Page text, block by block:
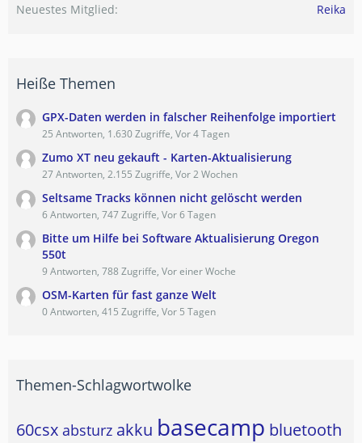
Neuestes Mitglied
Reika
Heiße Themen
GPX-Daten werden in falscher Reihenfolge importiert
25 Antworten, 1.630 Zugriffe, Vor 4 Tagen
Zumo XT neu gekauft - Karten-Aktualisierung
27 Antworten, 2.155 Zugriffe, Vor 2 Wochen
Seltsame Tracks können nicht gelöscht werden
6 Antworten, 747 Zugriffe, Vor 6 Tagen
Bitte um Hilfe bei Software Aktualisierung Oregon
550t
9 Antworten, 788 Zugriffe, Vor einer Woche
OSM-Karten für fast ganze Welt
0 Antworten, 415 Zugriffe, Vor 5 Tagen
Themen-Schlagwortwolke
60csx absturz akku basecamp bluetooth